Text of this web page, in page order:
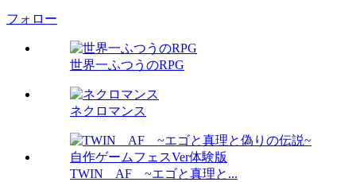
フォロー
世界一ふつうのRPG
ネクロマンス
TWIN AF ~エゴと真理と...